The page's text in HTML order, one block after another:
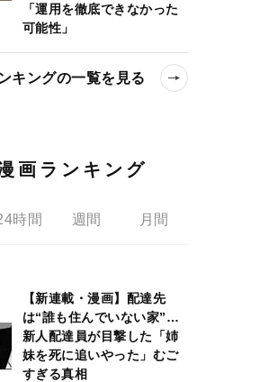
「運用を徹底できなかった
可能性」
キングの一覧を見る
画ランキング
時間 週間 月間
【新連載・漫画】配達先
は“誰も住んでいない家”…
新人配達員が目撃した「姉
妹を死に追いやった」むご
すぎる真相